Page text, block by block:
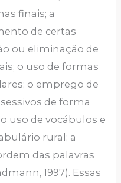
finais; a
de certas
ou eliminação de
o uso de formas
o emprego de
de forma
uso de vocábulos e
rural; a
das palavras
1997). Essas